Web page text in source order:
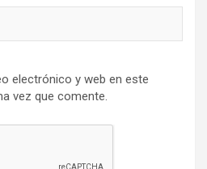
electrónico y web en este
vez que comente.